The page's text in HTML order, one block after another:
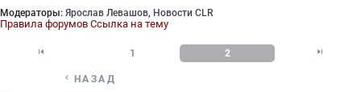
Модераторы: Ярослав Левашов, Новости CLR
Правила форумов Ссылка на тему
 1 2 
 НАЗАД